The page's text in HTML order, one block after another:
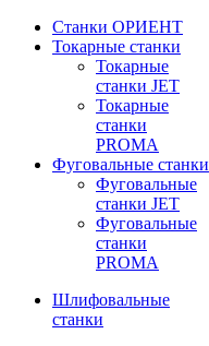
Станки ОРИЕНТ
Токарные станки
Toкарные
станки JET
Токарные
станки
PROMA
Фуговальные станки
Фуговальные
станки JET
Фуговальные
станки
PROMA
Шлифовальные
станки